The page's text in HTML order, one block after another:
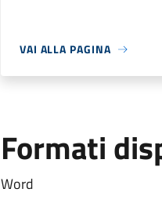
VAI ALLA PAGINA
Formati
Word